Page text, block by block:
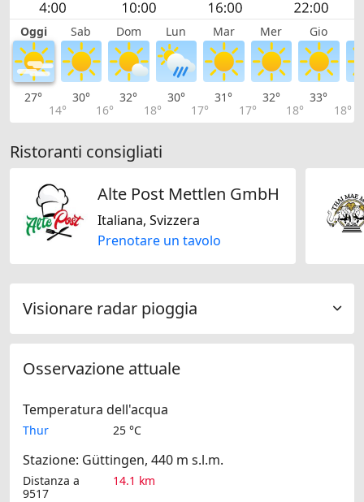
Oggi Sab Dom Lun Mar Mer Gio
27°
14°
30°
16°
32°
18°
30°
17°
31°
17°
32°
18°
33°
18°
Ristoranti consigliati
Alte Post Mettlen GmbH
Italiana, Svizzera
Prenotare un tavolo
Visionare radar pioggia
Osservazione attuale
Temperatura dell'acqua
Thur 25 °C
Stazione: Güttingen, 440 m s.l.m.
Distanza a
9517
14.1 km